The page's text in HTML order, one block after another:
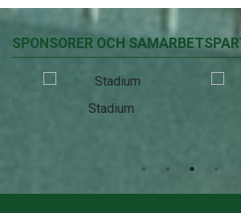
SPONSORER OCH
Stadium